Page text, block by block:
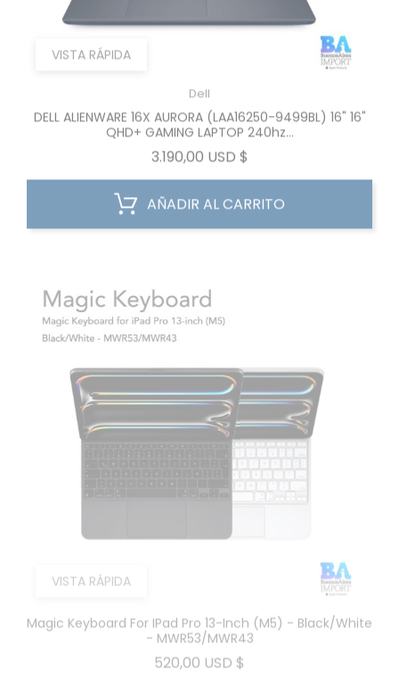
VISTA RÁPIDA
Dell
DELL ALIENWARE 16X AURORA (LAA16250-9499BL) 16" 16"
QHD+ GAMING LAPTOP 240hz...
3.190,00 USD $
AÑADIR AL CARRITO
VISTA RÁPIDA
Magic Keyboard For IPad Pro 13-Inch (M5) - Black/White
- MWR53/MWR43
520,00 USD $